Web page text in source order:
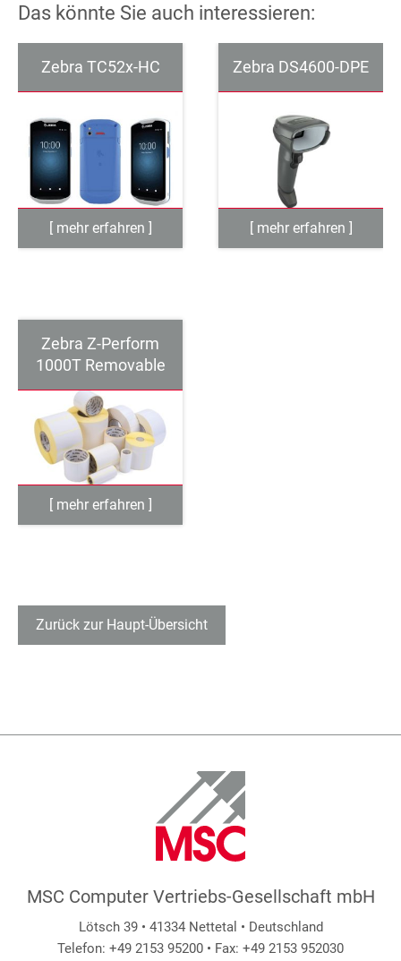
Das könnte Sie auch interessieren:
Zebra TC52x-HC Zebra DS4600-DPE
Zebra Z-Perform
1000T Removable
Zurück zur Haupt-Übersicht
MSC Computer Vertriebs-Gesellschaft mbH
Lötsch 39 • 41334 Nettetal • Deutschland
Telefon: +49 2153 95200 • Fax: +49 2153 952030